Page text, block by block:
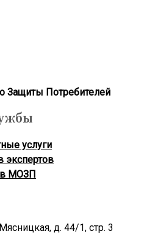
Защиты Потребителей
услуги
экспертов
МОЗП
д. 44/1, стр. 3